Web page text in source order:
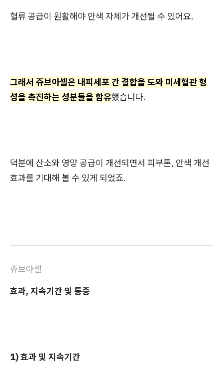
혈류 공급이 원활해야 안색 자체가 개선될 수 있어요.
그래서 쥬브아셀은 내피세포 간 결합을 도와 미세혈관 형
성을 촉진하는 성분들을 함유했습니다.
덕분에 산소와 영양 공급이 개선되면서 피부톤, 안색 개선
효과를 기대해 볼 수 있게 되었죠.
쥬브아셀
효과, 지속기간 및 통증
1) 효과 및 지속기간